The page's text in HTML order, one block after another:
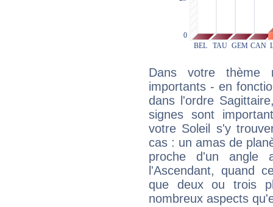
Dans votre thème
importants - en
dans l'ordre
signes sont
votre Soleil s'y
cas : un amas de
proche d'un
l'Ascendant, quand
que deux ou trois
nombreux aspects